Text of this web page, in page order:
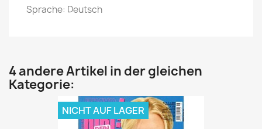
Sprache: Deutsch
4 andere Artikel in der gleichen
Kategorie:
NICHT AUF LAGER